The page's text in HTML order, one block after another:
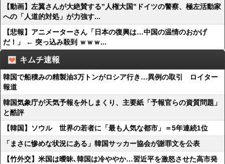
【動画】左翼さんが大絶賛する”人権大国”ドイツの警察、極左活動家
への「人道的対処」が力強す...
【悲報】アニメーターさん「日本の復興は…中国の温情のおかげ
だ！」 ← 突っ込み殺到 ｗｗｗ...
キムチ速報
韓国で船積みの精製油3万トンがロシア行き…異例の取引 ロイター
報道
韓国気象庁が天気予報を外しまくり、主要紙「予報官らの資質問題」
と酷評
【韓国】ソウル 世界の若者に「最も人気な都市」＝5年連続1位
「まさに惨めな状況にある」韓国サッカー協会が謝罪文を公表
【竹外交】米国は曖昧､韓国は冷ややか…習近平を激怒させた高市発